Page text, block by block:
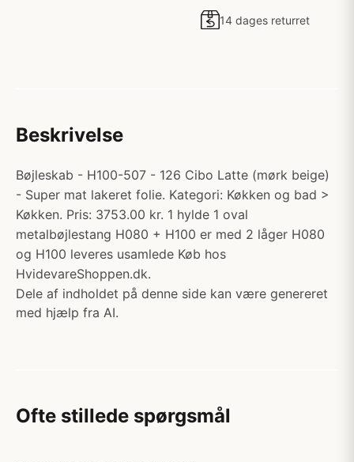
14 dages returret
Beskrivelse
Bøjleskab - H100-507 - 126 Cibo Latte (mørk beige)
- Super mat lakeret folie. Kategori: Køkken og bad >
Køkken. Pris: 3753.00 kr. 1 hylde 1 oval
metalbøjlestang H080 + H100 er med 2 låger H080
og H100 leveres usamlede Køb hos
HvidevareShoppen.dk.
Dele af indholdet på denne side kan være genereret
med hjælp fra AI.
Ofte stillede spørgsmål